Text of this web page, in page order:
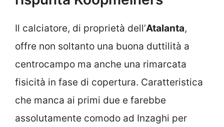
Il calciatore, di proprietà dell’Atalanta,
offre non soltanto una buona duttilità a
centrocampo ma anche una rimarcata
fisicità in fase di copertura. Caratteristica
che manca ai primi due e farebbe
assolutamente comodo ad Inzaghi per